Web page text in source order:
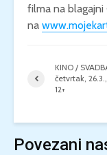
filma na blagajni
na
KINO /
četvrtak,
12+
Povezani